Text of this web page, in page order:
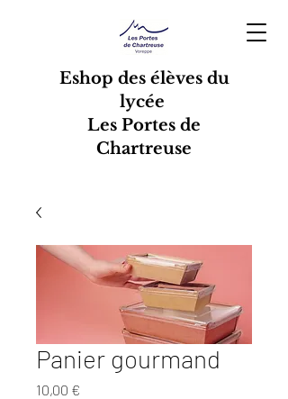
Eshop des élèves du
lycée
Les Portes de
Chartreuse
Panier gourmand
10,00 €